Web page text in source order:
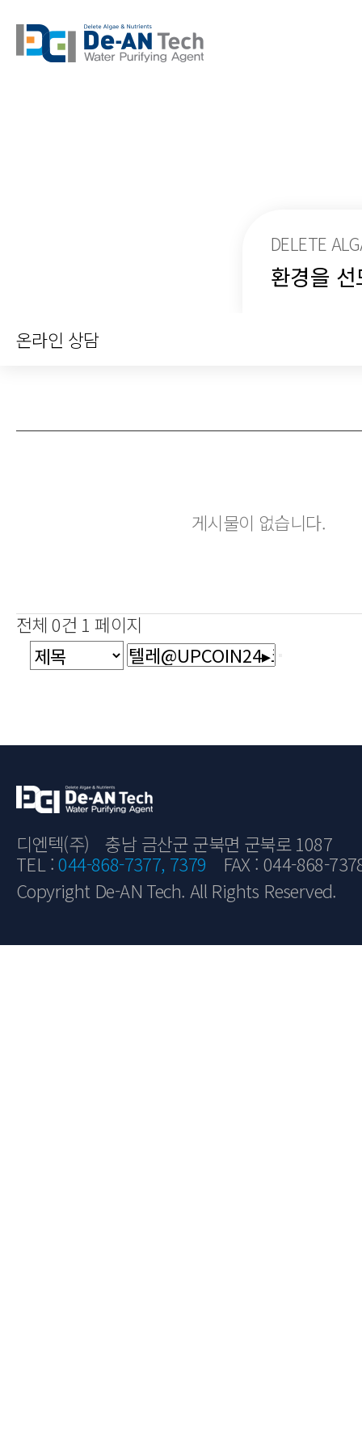
DELETE
환경을
온라인 상담
게시물이 없습니다.
전체 0건 1 페이지
디엔텍(주) 충남 금산군 군북면 군북로 1087
TEL :044-868-7377, 7379
FAX : 044-868-
Copyright De-AN Tech. All Rights Reserved.